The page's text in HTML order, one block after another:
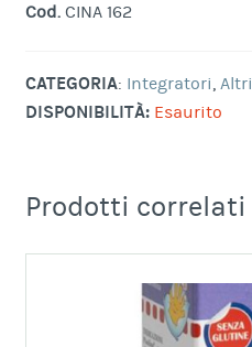
Cod.CINA 162
CATEGORIA: Integratori, Altri
DISPONIBILITÀ: Esaurito
Prodotti correlati